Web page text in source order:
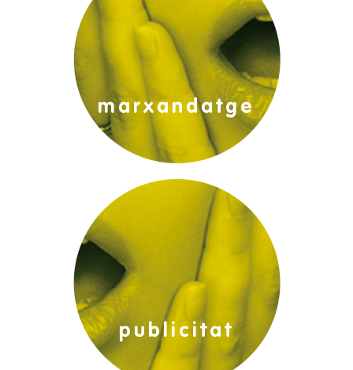
marxandatge
publicitat exterior:
publicitat